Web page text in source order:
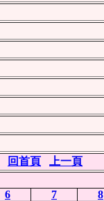
回首頁
上一頁
6 7 8